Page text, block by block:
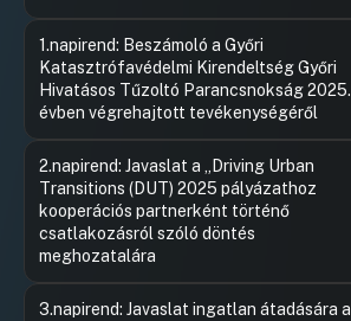
1.napirend: Beszámoló a Győri
Katasztrófavédelmi Kirendeltség Győri
Hivatásos Tűzoltó Parancsnokság 2025.
évben végrehajtott tevékenységéről
2.napirend: Javaslat a „Driving Urban
Transitions (DUT) 2025 pályázathoz
kooperációs partnerként történő
csatlakozásról szóló döntés
meghozatalára
3.napirend: Javaslat ingatlan átadására a